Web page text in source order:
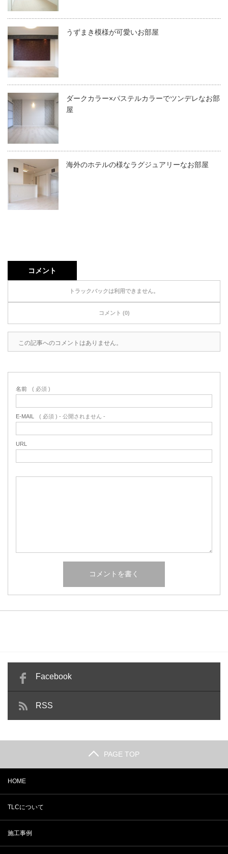
うずまき模様が可愛いお部屋
ダークカラー×パステルカラーでツンデレなお部
屋
海外のホテルの様なラグジュアリーなお部屋
コメント
トラックバックは利用できません。
コメント (0)
この記事へのコメントはありません。
名前 ( 必須 )
E-MAIL ( 必須 ) - 公開されません -
URL
Facebook
RSS
PAGE TOP
HOME
TLCについて
施工事例